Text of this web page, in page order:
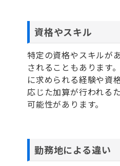
資格やスキル
特定の資格やスキルが
されることもあります
に求められる経験や資
応じた加算が行われる
可能性があります。
勤務地による違い